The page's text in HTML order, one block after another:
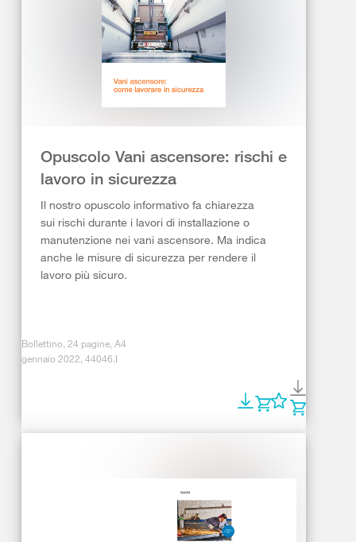
Opuscolo Vani ascensore: rischi e
lavoro in sicurezza
Il nostro opuscolo informativo fa chiarezza
sui rischi durante i lavori di installazione o
manutenzione nei vani ascensore. Ma indica
anche le misure di sicurezza per rendere il
lavoro più sicuro.
Bollettino, 24 pagine, A4
gennaio 2022, 44046.I